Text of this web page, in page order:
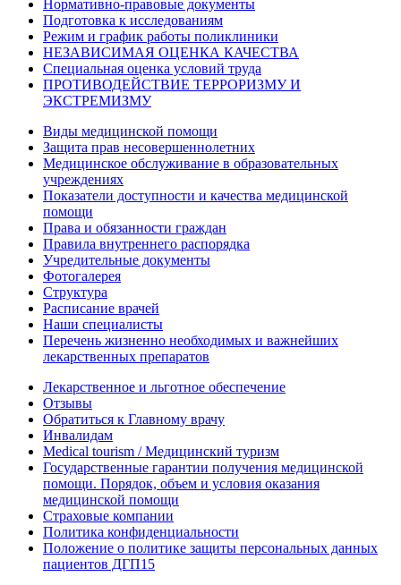
Нормативно-правовые документы
Подготовка к исследованиям
Режим и график работы поликлиники
НЕЗАВИСИМАЯ ОЦЕНКА КАЧЕСТВА
Специальная оценка условий труда
ПРОТИВОДЕЙСТВИЕ ТЕРРОРИЗМУ И
ЭКСТРЕМИЗМУ
Виды медицинской помощи
Защита прав несовершеннолетних
Медицинское обслуживание в образовательных
учреждениях
Показатели доступности и качества медицинской
помощи
Права и обязанности граждан
Правила внутреннего распорядка
Учредительные документы
Фотогалерея
Структура
Расписание врачей
Наши специалисты
Перечень жизненно необходимых и важнейших
лекарственных препаратов
Лекарственное и льготное обеспечение
Отзывы
Обратиться к Главному врачу
Инвалидам
Medical tourism / Медицинский туризм
Государственные гарантии получения медицинской
помощи. Порядок, объем и условия оказания
медицинской помощи
Страховые компании
Политика конфиденциальности
Положение о политике защиты персональных данных
пациентов ДГП15